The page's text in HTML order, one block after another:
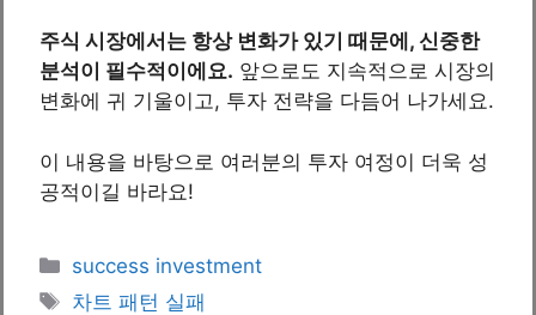
주식 시장에서는 항상 변화가 있기 때문에, 신중한
분석이 필수적이에요. 앞으로도 지속적으로 시장의
변화에 귀 기울이고, 투자 전략을 다듬어 나가세요.
이 내용을 바탕으로 여러분의 투자 여정이 더욱 성
공적이길 바라요!
Categories
success investment
Tags
차트 패턴 실패